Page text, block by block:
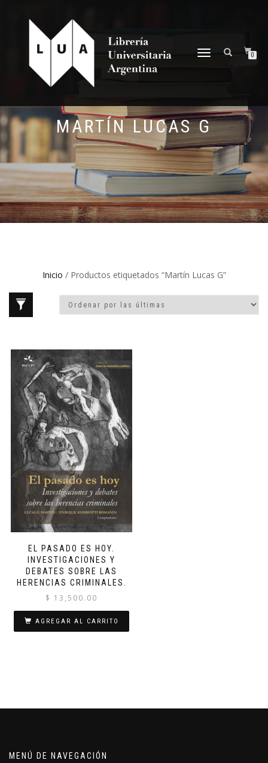
NAVEGACIÓN
0
MARTÍN LUCAS G
Inicio / Productos etiquetados “Martín Lucas G”
EL PASADO ES HOY.
INVESTIGACIONES Y
DEBATES SOBRE LAS
HERENCIAS CRIMINALES.
$ 13,500.00
AGREGAR AL CARRITO
MENÚ DE NAVEGACIÓN